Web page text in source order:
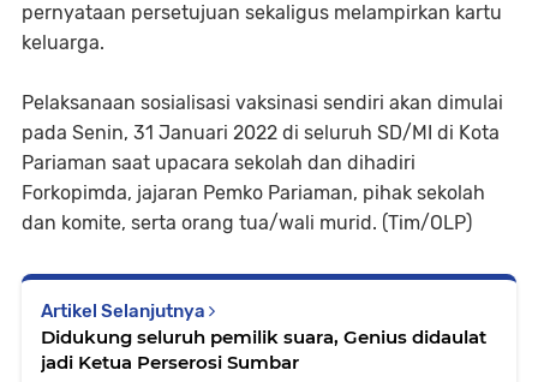
pernyataan persetujuan sekaligus melampirkan kartu
keluarga.
Pelaksanaan sosialisasi vaksinasi sendiri akan dimulai
pada Senin, 31 Januari 2022 di seluruh SD/MI di Kota
Pariaman saat upacara sekolah dan dihadiri
Forkopimda, jajaran Pemko Pariaman, pihak sekolah
dan komite, serta orang tua/wali murid. (Tim/OLP)
Artikel Selanjutnya
Didukung seluruh pemilik suara, Genius didaulat
jadi Ketua Perserosi Sumbar